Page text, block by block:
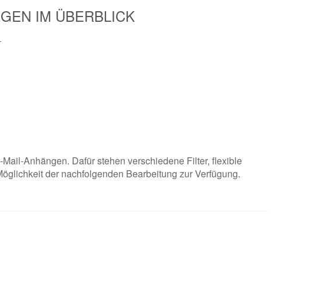
IM ÜBERBLICK
Anhängen. Dafür stehen verschiedene Filter, flexible
der nachfolgenden Bearbeitung zur Verfügung.